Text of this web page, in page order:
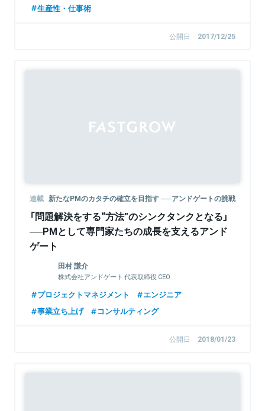
生産性・仕事術
公開日 2017/12/25
連載 新たなPMのカタチの確立を目指す ──アンドゲートの挑戦
「問題解決をする“方法”のシンクタンクとなる」
──PMとして専門家たちの成長を支えるアンド
ゲート
田村 謙介
株式会社アンドゲート 代表取締役 CEO
プロジェクトマネジメント
エンジニア
事業立ち上げ
コンサルティング
公開日 2018/01/23